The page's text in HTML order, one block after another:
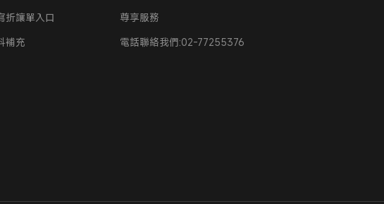
折讓單入口
補充
尊享服務
電話聯絡我們:02-77255376